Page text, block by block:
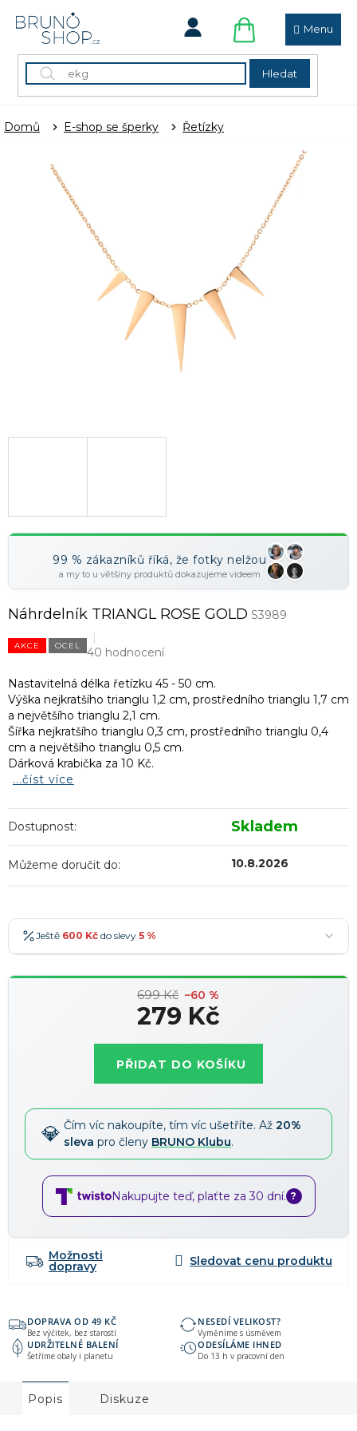
Hledat
NÁKUPNÍ
KOŠÍK
Domů E-shop se šperky Řetízky
99 % zákazníků říká, že fotky nelžou
a my to u většiny produktů dokazujeme videem
Náhrdelník TRIANGL ROSE GOLD S3989
AKCE OCEL 40 hodnocení
Nastavitelná délka řetízku 45 - 50 cm.
Výška nejkratšího trianglu 1,2 cm, prostředního trianglu 1,7 cm
a největšího trianglu 2,1 cm.
Šířka nejkratšího trianglu 0,3 cm, prostředního trianglu 0,4
cm a největšího trianglu 0,5 cm.
Dárková krabička za 10 Kč.
...číst více
Dostupnost: Skladem
Můžeme doručit do: 10.8.2026
Ještě 600 Kč do slevy 5 %
699 Kč –60 %
279 Kč
PŘIDAT DO KOŠÍKU
Čím víc nakoupíte, tím víc ušetříte. Až 20%
sleva pro členy BRUNO Klubu.
Nakupujte teď, plaťte za 30 dní. ?
Možnosti
dopravy
DOPRAVA OD 49 KČ
Bez výčitek, bez starostí
NESEDÍ VELIKOST?
Vyměníme s úsměvem
UDRŽITELNÉ BALENÍ
Šetříme obaly i planetu
ODESÍLÁME IHNED
Do 13 h v pracovní den
Popis Diskuze